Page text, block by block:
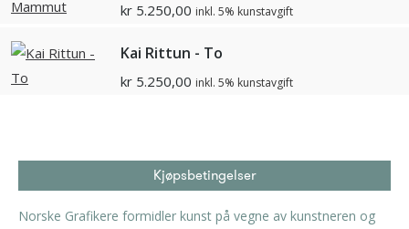
kr 5.250,00 inkl. 5% kunstavgift
Kai Rittun - To
kr 5.250,00 inkl. 5% kunstavgift
Kjøpsbetingelser
Norske Grafikere formidler kunst på vegne av kunstneren og